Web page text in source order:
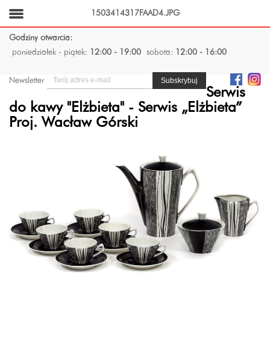
Godziny otwarcia:
poniedziałek - piątek:
12:00 - 19:00 sobota: 12:00 - 16:00
Newsletter
Serwis
do kawy "Elżbieta" - Serwis „Elżbieta”
Proj. Wacław Górski
1503414317FAAD4.JPG